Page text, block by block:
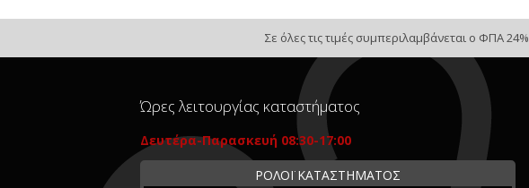
Σε όλες τις τιμές συμπεριλαμβάνεται ο ΦΠΑ 24%
Ώρες λειτουργίας καταστήματος
Δευτέρα-Παρασκευή 08:30-17:00
ΡΟΛΟΪ ΚΑΤΑΣΤΗΜΑΤΟΣ